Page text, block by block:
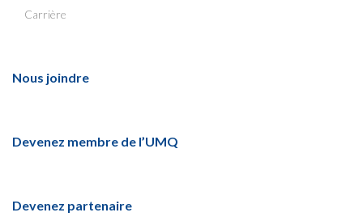
Carrière
Nous joindre
Devenez membre de l’UMQ
Devenez partenaire